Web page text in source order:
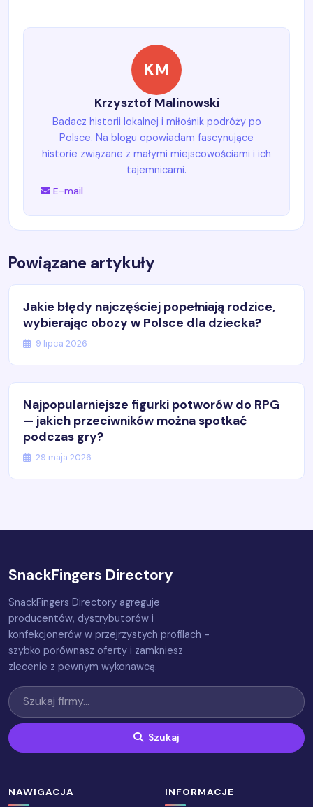
KM
Krzysztof Malinowski
Badacz historii lokalnej i miłośnik podróży po
Polsce. Na blogu opowiadam fascynujące
historie związane z małymi miejscowościami i ich
tajemnicami.
E-mail
Powiązane artykuły
Jakie błędy najczęściej popełniają rodzice,
wybierając obozy w Polsce dla dziecka?
9 lipca 2026
Najpopularniejsze figurki potworów do RPG
— jakich przeciwników można spotkać
podczas gry?
29 maja 2026
SnackFingers Directory
SnackFingers Directory agreguje
producentów, dystrybutorów i
konfekcjonerów w przejrzystych profilach -
szybko porównasz oferty i zamkniesz
zlecenie z pewnym wykonawcą.
Szukaj
NAWIGACJA INFORMACJE